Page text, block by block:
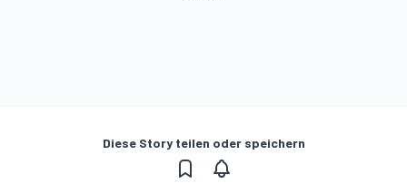
Diese Story teilen oder speichern